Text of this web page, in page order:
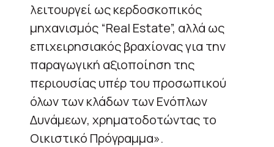
λειτουργεί ως κερδοσκοπικός
μηχανισμός “Real Estate”, αλλά ως
επιχειρησιακός βραχίονας για την
παραγωγική αξιοποίηση της
περιουσίας υπέρ του προσωπικού
όλων των κλάδων των Ενόπλων
Δυνάμεων, χρηματοδοτώντας το
Οικιστικό Πρόγραμμα».